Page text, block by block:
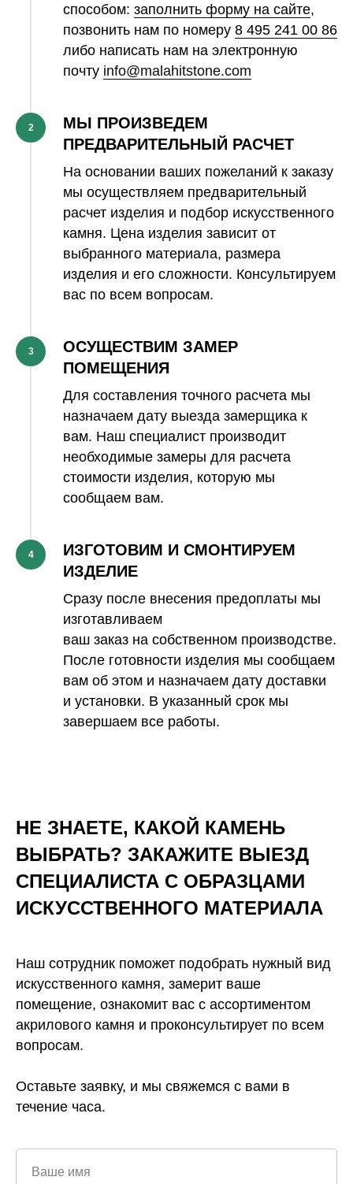
способом: заполнить форму на сайте,
позвонить нам по номеру 8 495 241 00 86
либо написать нам на электронную
почту info@malahitstone.com
2
МЫ ПРОИЗВЕДЕМ
ПРЕДВАРИТЕЛЬНЫЙ РАСЧЕТ
На основании ваших пожеланий к заказу
мы осуществляем предварительный
расчет изделия и подбор искусственного
камня. Цена изделия зависит от
выбранного материала, размера
изделия и его сложности. Консультируем
вас по всем вопросам.
3
ОСУЩЕСТВИМ ЗАМЕР
ПОМЕЩЕНИЯ
Для составления точного расчета мы
назначаем дату выезда замерщика к
вам. Наш специалист производит
необходимые замеры для расчета
стоимости изделия, которую мы
сообщаем вам.
4
ИЗГОТОВИМ И СМОНТИРУЕМ
ИЗДЕЛИЕ
Сразу после внесения предоплаты мы
изготавливаем
ваш заказ на собственном производстве.
После готовности изделия мы сообщаем
вам об этом и назначаем дату доставки
и установки. В указанный срок мы
завершаем все работы.
НЕ ЗНАЕТЕ, КАКОЙ КАМЕНЬ
ВЫБРАТЬ? ЗАКАЖИТЕ ВЫЕЗД
СПЕЦИАЛИСТА С ОБРАЗЦАМИ
ИСКУССТВЕННОГО МАТЕРИАЛА
Наш сотрудник поможет подобрать нужный вид
искусственного камня, замерит ваше
помещение, ознакомит вас с ассортиментом
акрилового камня и проконсультирует по всем
вопросам.
Оставьте заявку, и мы свяжемся с вами в
течение часа.
Ваше имя